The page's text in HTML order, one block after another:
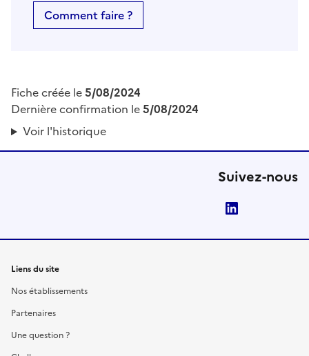
Comment faire ?
Fiche créée le5/08/2024
Dernière confirmation le5/08/2024
Voir l'historique
Suivez-nous
Liens du site
Nos établissements
Partenaires
Une question ?